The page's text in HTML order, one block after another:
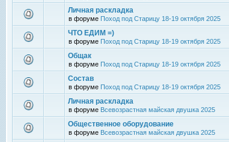
Личная раскладка
в форуме Поход под Старицу 18-19 октября 2025
ЧТО ЕДИМ =)
в форуме Поход под Старицу 18-19 октября 2025
Общак
в форуме Поход под Старицу 18-19 октября 2025
Состав
в форуме Поход под Старицу 18-19 октября 2025
Личная раскладка
в форуме Всевозрастная майская двушка 2025
Общественное оборудование
в форуме Всевозрастная майская двушка 2025